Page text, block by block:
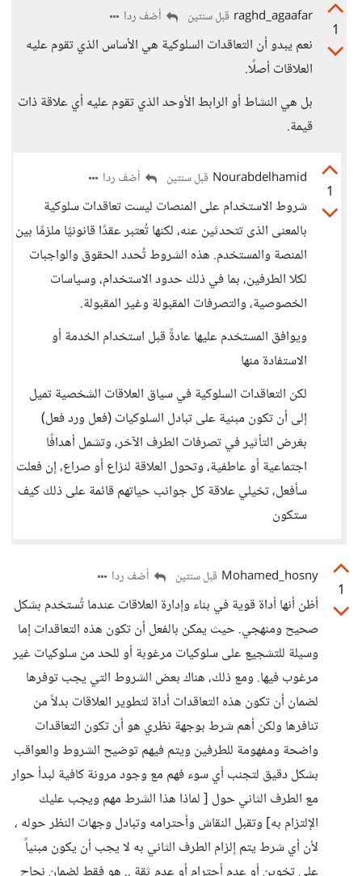
1
raghd_agaafar قبل سنتين أضف ردا
نعم يبدو أن التعاقدات السلوكية هي الأساس الذي تقوم عليه
العلاقات أصلًا.
بل هي النشاط أو الرابط الأوحد الذي تقوم عليه أي علاقة ذات
قيمة.
1
Nourabdelhamid قبل سنتين أضف ردا
شروط الاستخدام على المنصات ليست تعاقدات سلوكية
بالمعنى الذى تتحدثين عنه، لكنها تُعتبر عقدًا قانونيًا ملزمًا بين
المنصة والمستخدم. هذه الشروط تُحدد الحقوق والواجبات
لكلا الطرفين، بما في ذلك حدود الاستخدام، وسياسات
الخصوصية، والتصرفات المقبولة وغير المقبولة.
ويوافق المستخدم عليها عادةً قبل استخدام الخدمة أو
الاستفادة منها
لكن التعاقدات السلوكية في سياق العلاقات الشخصية تميل
إلى أن تكون مبنية على تبادل السلوكيات (فعل ورد فعل)
بغرض التأثير في تصرفات الطرف الآخر، وتشمل أهدافًا
اجتماعية أو عاطفية، وتحول العلاقة لنزاع أو صراع، إن فعلت
سأفعل، تخيلي علاقة كل جوانب حياتهم قائمة على ذلك كيف
ستكون
1
Mohamed_hosny قبل سنتين أضف ردا
أظن أنها أداة قوية في بناء وإدارة العلاقات عندما تُستخدم بشكل
صحيح ومنهجي. حيث يمكن بالفعل أن تكون هذه التعاقدات إما
وسيلة للتشجيع على سلوكيات مرغوبة أو للحد من سلوكيات غير
مرغوب فيها. ومع ذلك، هناك بعض الشروط التي يجب توفرها
لضمان أن تكون هذه التعاقدات أداة لتطوير العلاقات بدلاً من
تنافرها ولكن أهم شرط بوجهة نظري هو أن تكون التعاقدات
واضحة ومفهومة للطرفين ويتم فيهم توضيح الشروط والعواقب
بشكل دقيق لتجنب أي سوء فهم مع وجود مرونة كافية لبدأ حوار
مع الطرف الثاني حول [ لماذا هذا الشرط مهم ويجب عليك
الإلتزام به] وتقبل النقاش وأحترامه وتبادل وجهات النظر حوله ،
لأن أي شرط يتم إلزام الطرف الثاني به لا يجب أن يكون مبنياً